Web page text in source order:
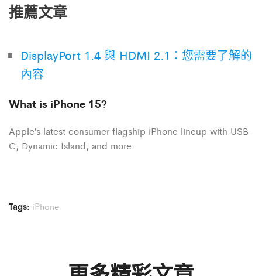
推薦文章
DisplayPort 1.4 與 HDMI 2.1：您需要了解的
內容
What is iPhone 15?
Apple’s latest consumer flagship iPhone lineup with USB-
C, Dynamic Island, and more.
Tags: iPhone